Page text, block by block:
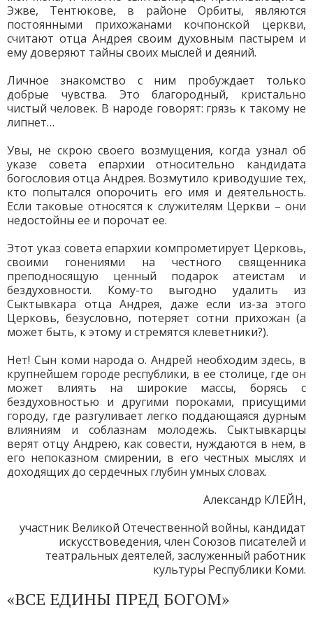
Эжве, Тентюкове, в районе Орбиты, являются
постоянными прихожанами кочпонской церкви,
считают отца Андрея своим духовным пастырем и
ему доверяют тайны своих мыслей и деяний.
Личное знакомство с ним пробуждает только
добрые чувства. Это благородный, кристально
чистый человек. В народе говорят: грязь к такому не
липнет…
Увы, не скрою своего возмущения, когда узнал об
указе совета епархии относительно кандидата
богословия отца Андрея. Возмутило криводушие тех,
кто попытался опорочить его имя и деятельность.
Если таковые относятся к служителям Церкви – они
недостойны ее и порочат ее.
Этот указ совета епархии компрометирует Церковь,
своими гонениями на честного священника
преподносящую ценный подарок атеистам и
бездуховности. Кому-то выгодно удалить из
Сыктывкара отца Андрея, даже если из-за этого
Церковь, безусловно, потеряет сотни прихожан (а
может быть, к этому и стремятся клеветники?).
Нет! Сын коми народа о. Андрей необходим здесь, в
крупнейшем городе республики, в ее столице, где он
может влиять на широкие массы, борясь с
бездуховностью и другими пороками, присущими
городу, где разгуливает легко поддающаяся дурным
влияниям и соблазнам молодежь. Сыктывкарцы
верят отцу Андрею, как совести, нуждаются в нем, в
его непоказном смирении, в его честных мыслях и
доходящих до сердечных глубин умных словах.
Александр КЛЕЙН,
участник Великой Отечественной войны, кандидат
искусствоведения, член Союзов писателей и
театральных деятелей, заслуженный работник
культуры Республики Коми.
«ВСЕ ЕДИНЫ ПРЕД БОГОМ»